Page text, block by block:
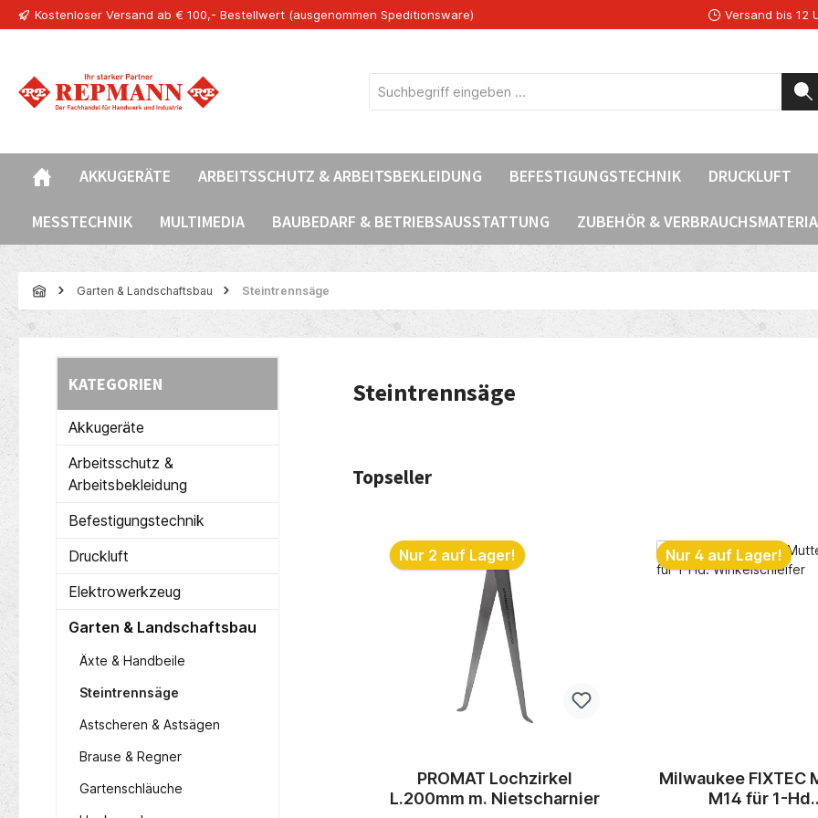
Zur Hauptnavigation springen
Kostenloser Versand ab € 100,- Bestellwert (ausgenommen Speditionsware) Versand bis 12
AKKUGERÄTE ARBEITSSCHUTZ & ARBEITSBEKLEIDUNG BEFESTIGUNGSTECHNIK DRUCKLUFT
MESSTECHNIK MULTIMEDIA BAUBEDARF & BETRIEBSAUSSTATTUNG ZUBEHÖR &
Garten & Landschaftsbau Steintrennsäge
KATEGORIEN
Akkugeräte
Arbeitsschutz &
Arbeitsbekleidung
Befestigungstechnik
Druckluft
Elektrowerkzeug
Garten & Landschaftsbau
Äxte & Handbeile
Steintrennsäge
Astscheren & Astsägen
Brause & Regner
Gartenschläuche
Steintrennsäge
Topseller
HSS
L.200mm m. Nietscharnier
Nur 4 auf Lager!
Milwaukee FIXTEC Mutter
M14 für 1-Hd.
%
FLEX Akku-KIT
1850 CA mit